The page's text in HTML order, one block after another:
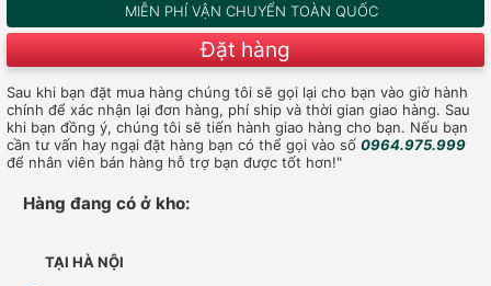
MIỄN PHÍ VẬN CHUYỂN TOÀN QUỐC
Đặt hàng
Sau khi bạn đặt mua hàng chúng tôi sẽ gọi lại cho bạn vào giờ hành
chính để xác nhận lại đơn hàng, phí ship và thời gian giao hàng. Sau
khi bạn đồng ý, chúng tôi sẽ tiến hành giao hàng cho bạn. Nếu bạn
cần tư vấn hay ngại đặt hàng bạn có thể gọi vào số 0964.975.999
để nhân viên bán hàng hỗ trợ bạn được tốt hơn!"
Hàng đang có ở kho:
TẠI HÀ NỘI